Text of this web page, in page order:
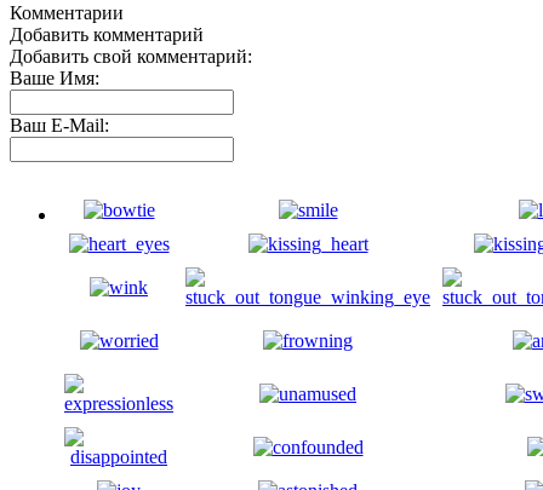
Комментарии
Добавить комментарий
Добавить свой комментарий:
Ваше Имя:
Ваш E-Mail: